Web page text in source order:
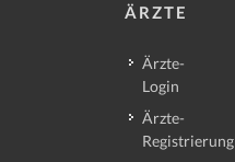
ÄRZTE
Ärzte-
Login
Ärzte-
Registrierung